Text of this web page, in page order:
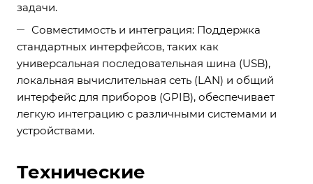
задачи.
Совместимость и интеграция: Поддержка
стандартных интерфейсов, таких как
универсальная последовательная шина (USB),
локальная вычислительная сеть (LAN) и общий
интерфейс для приборов (GPIB), обеспечивает
легкую интеграцию с различными системами и
устройствами.
Технические